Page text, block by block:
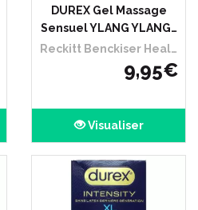
DUREX Gel Massage
Sensuel YLANG YLANG…
Reckitt Benckiser Healthcare France
9,95€
Visualiser